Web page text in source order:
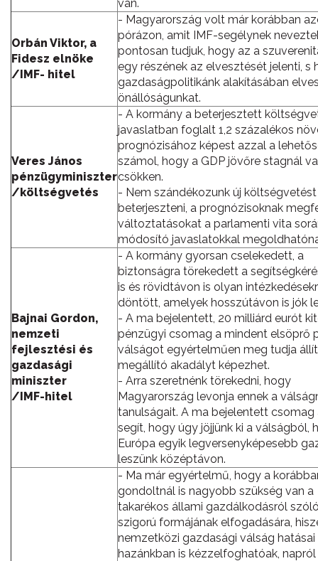
van.
Orbán Viktor, a
Fidesz elnöke
/IMF- hitel
- Magyarország volt már korábban
pórázon, amit IMF-segélynek
pontosan tudjuk, hogy az a
egy részének az elvesztését jelenti, s
gazdaságpolitikánk alakításában
önállóságunkat.
Veres János
pénzügyminiszter
/költségvetés
- A kormány a beterjesztett
javaslatban foglalt 1,2 százalékos
prognózisához képest azzal a
számol, hogy a GDP jövőre stagnál
csökken.
- Nem szándékozunk új költségvetést
beterjeszteni, a prognózisoknak
változtatásokat a parlamenti vita
módosító javaslatokkal
Bajnai Gordon,
nemzeti
fejlesztési és
gazdasági
miniszter
/IMF-hitel
- A kormány gyorsan cselekedett, a
biztonságra törekedett a
is és rövidtávon is olyan
döntött, amelyek hosszútávon is jók
- A ma bejelentett, 20 milliárd eurót
pénzügyi csomag a mindent elsöprő
válságot egyértelműen meg tudja
megállító akadályt képezhet.
- Arra szeretnénk törekedni, hogy
Magyarország levonja ennek a
tanulságait. A ma bejelentett csomag
segít, hogy úgy jöjjünk ki a válságból,
Európa egyik legversenyképesebb
leszünk középtávon.
- Ma már egyértelmű, hogy a
gondoltnál is nagyobb szükség van a
takarékos állami gazdálkodásról
szigorú formájának elfogadására,
nemzetközi gazdasági válság hatásai
hazánkban is kézzelfoghatóak, napról